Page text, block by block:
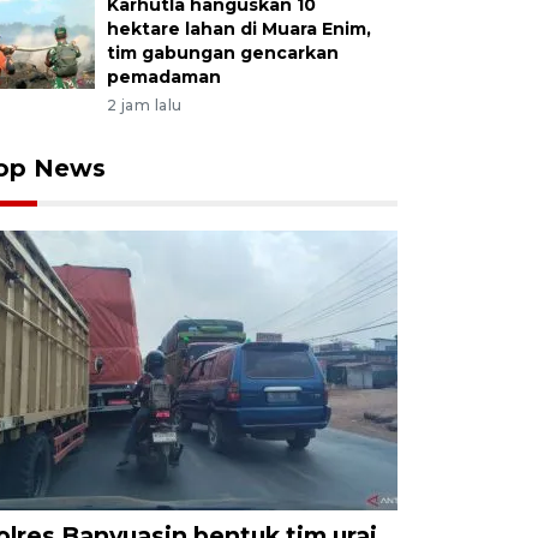
Karhutla hanguskan 10
hektare lahan di Muara Enim,
tim gabungan gencarkan
pemadaman
2 jam lalu
News